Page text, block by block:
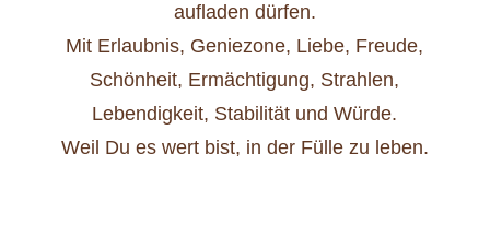
aufladen dürfen.
Mit Erlaubnis, Geniezone, Liebe, Freude,
Schönheit, Ermächtigung, Strahlen,
Lebendigkeit, Stabilität und Würde.
Weil Du es wert bist, in der Fülle zu leben.